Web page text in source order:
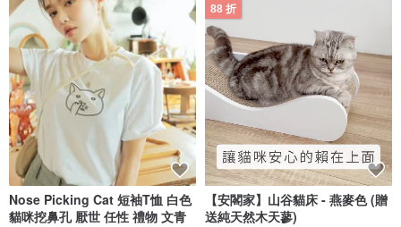
Nose Picking Cat 短袖T恤 白色
貓咪挖鼻孔 厭世 任性 禮物 文青
88 折
【安閣家】山谷貓床 - 燕麥色 (贈
送純天然木天蓼)